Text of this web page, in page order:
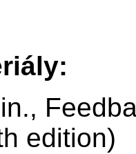
edition)